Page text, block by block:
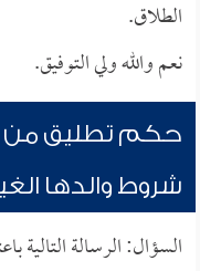
الطلاق.
نعم والله ولي التوفيق.
حكم تطليق من
شروط والدها
السؤال: الرسالة